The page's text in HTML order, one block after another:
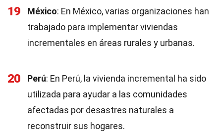
19 México: En México, varias organizaciones han
trabajado para implementar viviendas
incrementales en áreas rurales y urbanas.
20 Perú: En Perú, la vivienda incremental ha sido
utilizada para ayudar a las comunidades
afectadas por desastres naturales a
reconstruir sus hogares.